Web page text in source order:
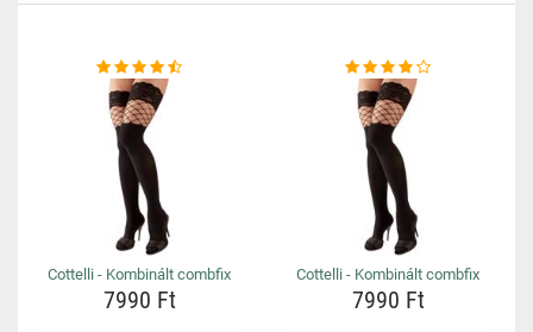
Cottelli - Kombinált combfix
7990 Ft
Cottelli - Kombinált combfix
7990 Ft